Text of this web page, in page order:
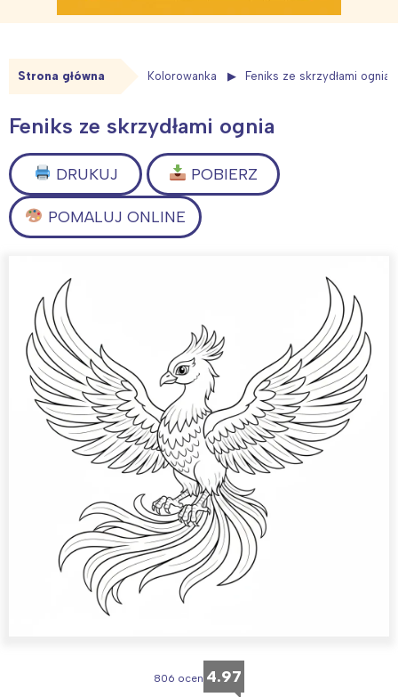
Strona główna Kolorowanka Feniks ze skrzydłami ognia
Feniks ze skrzydłami ognia
DRUKUJ POBIERZ
POMALUJ ONLINE
806 ocen 4.97